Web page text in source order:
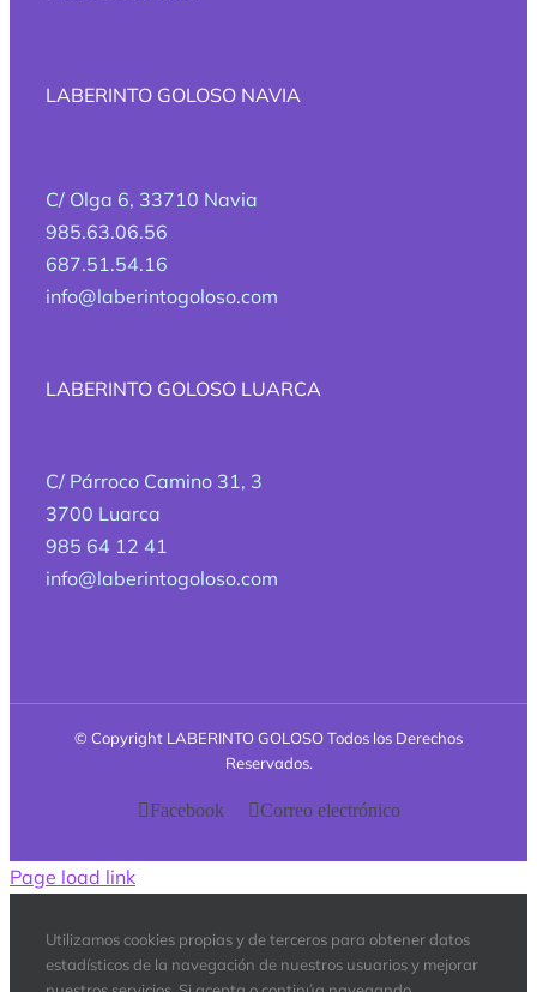
LABERINTO GOLOSO NAVIA
C/ Olga 6, 33710 Navia
985.63.06.56
687.51.54.16
info@laberintogoloso.com
LABERINTO GOLOSO LUARCA
C/ Párroco Camino 31, 3
3700 Luarca
985 64 12 41
info@laberintogoloso.com
© Copyright LABERINTO GOLOSO Todos los Derechos
Reservados.
Facebook Correo electrónico
Page load link
Utilizamos cookies propias y de terceros para obtener datos
estadísticos de la navegación de nuestros usuarios y mejorar